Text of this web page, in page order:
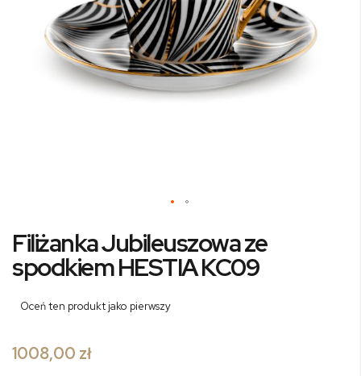
na
galerii
Filiżanka Jubileuszowa ze
spodkiem HESTIA KC09
Oceń ten produkt jako pierwszy
1008,00 zł